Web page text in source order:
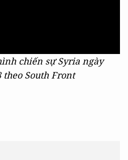
chiến sự Syria ngày
theo South Front